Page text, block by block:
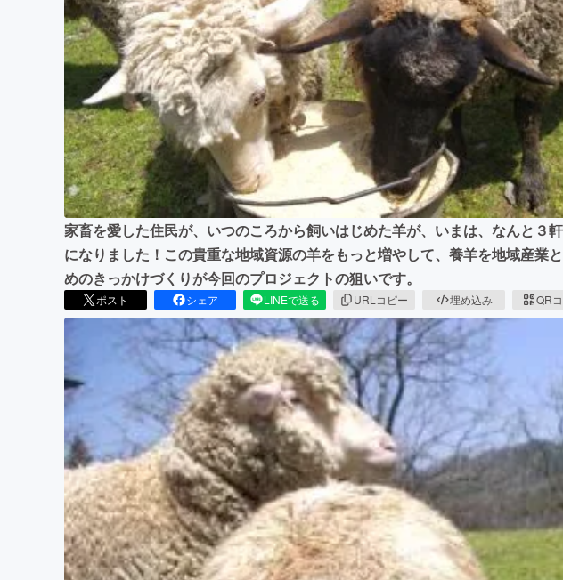
まちづくり・地域活性化
CAMPFIRE for
CAMPFIREふる
家畜を愛した住民が、いつのころから飼いはじめた羊が、いまは、なんと３
になりました！この貴重な地域資源の羊をもっと増やして、養羊を地域産業
めのきっかけづくりが今回のプロジェクトの狙いです。
ポスト シェア LINEで送る URLコピー 埋め込み QR